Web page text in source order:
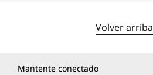
Volver arriba
Mantente conectado